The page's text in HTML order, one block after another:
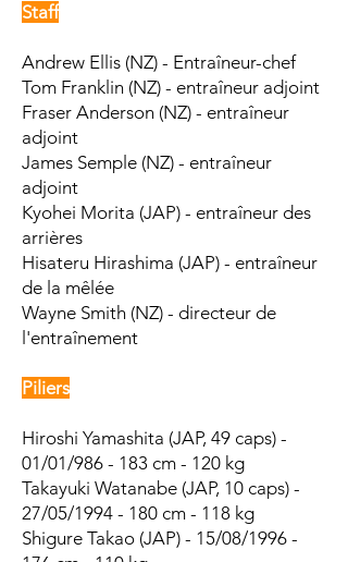
Staff
Andrew Ellis (NZ) - Entraîneur-chef
Tom Franklin (NZ) - entraîneur adjoint
Fraser Anderson (NZ) - entraîneur
adjoint
James Semple (NZ) - entraîneur
adjoint
Kyohei Morita (JAP) - entraîneur des
arrières
Hisateru Hirashima (JAP) - entraîneur
de la mêlée
Wayne Smith (NZ) - directeur de
l'entraînement
Piliers
Hiroshi Yamashita (JAP, 49 caps) -
01/01/986 - 183 cm - 120 kg
Takayuki Watanabe (JAP, 10 caps) -
27/05/1994 - 180 cm - 118 kg
Shigure Takao (JAP) - 15/08/1996 -